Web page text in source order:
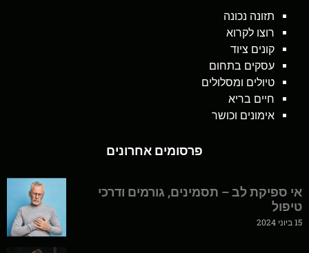
תזונה נכונה
רוצו לקרוא
קונים ציוד
עסקים בתחום
טיולים ומסלולים
חיים בריא
אימונים וכושר
פרסומים אחרונים
אי ספיקת לב – תסמינים, גורמים ודרכי
טיפול
15 ביוני 2024